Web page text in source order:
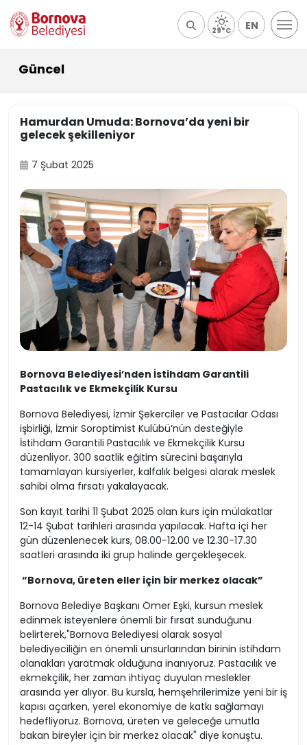
29°C EN
Güncel
Hamurdan Umuda: Bornova’da yeni bir
gelecek şekilleniyor
7 Şubat 2025
Bornova Belediyesi’nden İstihdam Garantili
Pastacılık ve Ekmekçilik Kursu
Bornova Belediyesi, İzmir Şekerciler ve Pastacılar Odası
işbirliği, İzmir Soroptimist Kulübü’nün desteğiyle
İstihdam Garantili Pastacılık ve Ekmekçilik Kursu
düzenliyor. 300 saatlik eğitim sürecini başarıyla
tamamlayan kursiyerler, kalfalık belgesi alarak meslek
sahibi olma fırsatı yakalayacak.
Son kayıt tarihi 11 Şubat 2025 olan kurs için mülakatlar
12-14 Şubat tarihleri arasında yapılacak. Hafta içi her
gün düzenlenecek kurs, 08.00-12.00 ve 12.30-17.30
saatleri arasında iki grup halinde gerçekleşecek.
“Bornova, üreten eller için bir merkez olacak”
Bornova Belediye Başkanı Ömer Eşki, kursun meslek
edinmek isteyenlere önemli bir fırsat sunduğunu
belirterek,"Bornova Belediyesi olarak sosyal
belediyeciliğin en önemli unsurlarından birinin istihdam
olanakları yaratmak olduğuna inanıyoruz. Pastacılık ve
ekmekçilik, her zaman ihtiyaç duyulan meslekler
arasında yer alıyor. Bu kursla, hemşehrilerimize yeni bir iş
kapısı açarken, yerel ekonomiye de katkı sağlamayı
hedefliyoruz. Bornova, üreten ve geleceğe umutla
bakan bireyler için bir merkez olacak" diye konuştu.